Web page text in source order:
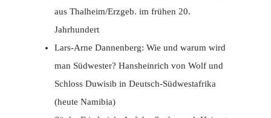
aus Thalheim/Erzgeb. im frühen 20.
Jahrhundert
Lars-Arne Dannenberg: Wie und warum wird
man Südwester? Hansheinrich von Wolf und
Schloss Duwisib in Deutsch-Südwestafrika
(heute Namibia)